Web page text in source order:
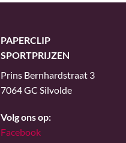
PAPERCLIP
SPORTPRIJZEN
Prins Bernhardstraat 3
7064 GC Silvolde
Volg ons op:
Facebook